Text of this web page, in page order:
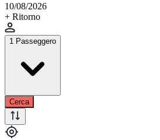
10/08/2026
+ Ritorno
1 Passeggero
Cerca